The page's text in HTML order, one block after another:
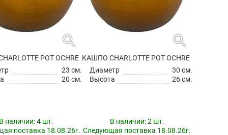
search
POT OCHRE
23 см.
20 см.
наличии:4 шт.
поставка 18.08.26г.
search
КАШПО CHARLOTTE POT OCHRE
Диаметр
30 см.
Высота
26 см.
В наличии:2 шт.
Следующая поставка 18.08.26г.